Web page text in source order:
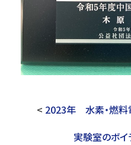
< 2023年 水素・燃
実験室のボ